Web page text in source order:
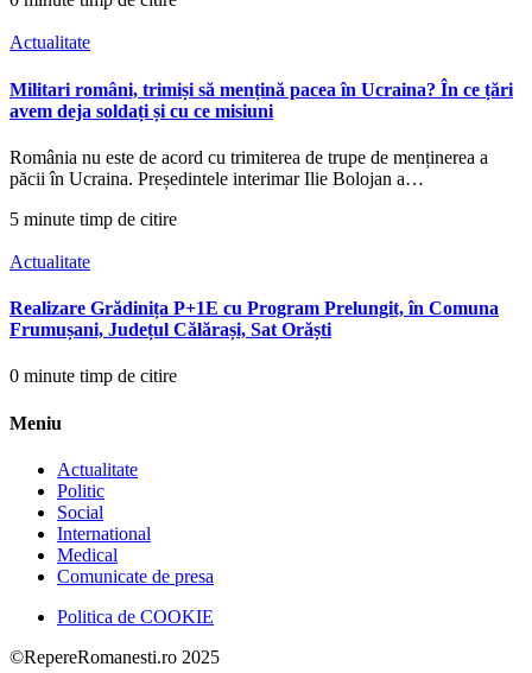
Actualitate
Militari români, trimiși să mențină pacea în Ucraina? În ce țări
avem deja soldați și cu ce misiuni
România nu este de acord cu trimiterea de trupe de menținerea a
păcii în Ucraina. Președintele interimar Ilie Bolojan a…
5 minute timp de citire
Actualitate
Realizare Grădinița P+1E cu Program Prelungit, în Comuna
Frumușani, Județul Călărași, Sat Orăști
0 minute timp de citire
Meniu
Actualitate
Politic
Social
International
Medical
Comunicate de presa
Politica de COOKIE
©RepereRomanesti.ro 2025